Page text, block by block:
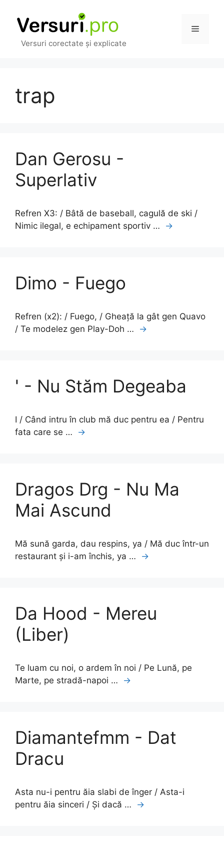
conținut
Versuri corectate și explicate
Meniu
trap
Dan Gerosu -
Superlativ
Refren X3: / Bâtă de baseball, cagulă de ski /
Nimic ilegal, e echipament sportiv …
→
Dimo - Fuego
Refren (x2): / Fuego, / Gheață la gât gen Quavo
/ Te modelez gen Play-Doh …
→
' - Nu Stăm Degeaba
I / Când intru în club mă duc pentru ea / Pentru
fata care se …
→
Dragos Drg - Nu Ma
Mai Ascund
Mă sună garda, dau respins, ya / Mă duc într-un
restaurant și i-am închis, ya …
→
Da Hood - Mereu
(Liber)
Te luam cu noi, o ardem în noi / Pe Lună, pe
Marte, pe stradă-napoi …
→
Diamantefmm - Dat
Dracu
Asta nu-i pentru ăia slabi de înger / Asta-i
pentru ăia sinceri / Și dacă …
→